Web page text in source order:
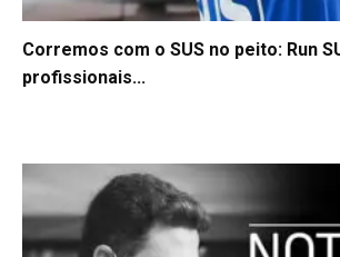
Corremos com o SUS no peito: Run
profissionais...